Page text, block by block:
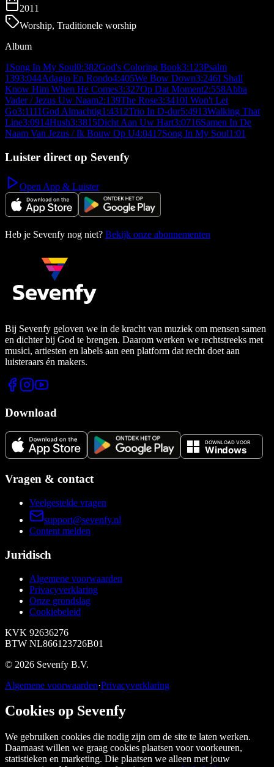
2011
Worship, Traditionele worship
Album
1 Song In My Soul0:382God's Coloring Book3:123Psalm
1393:044Adagio En Rondo4:405We Bow Down3:246I Shall
Know Him When He Comes3:327Op Dat Moment2:558Abba
Vader / Jezus Uw Naam2:139The Rose3:3410I Won't Let
Go3:1111God Almachtig1:4312Trio In D-dur5:4913Walking That
Line3:0914Hush3:3815Dicht Aan Uw Hart3:0716Samen In De
Naam Van Jezus / Ik Bouw Op U4:0417Song In My Soul1:01
Luister direct op Sevenfy
Open App & Luister
Heb je Sevenfy nog niet? Bekijk onze abonnementen
Bij Sevenfy geloven we in de kracht van muziek om mensen samen
en dichter bij God te brengen. Daarom werken we rechtstreeks met
musici, artiesten en labels aan een platform dat recht doet aan
luisteraars én makers.
Download
Vragen & contact
Veelgestelde vragen
support@sevenfy.nl
Content melden
Juridisch
Algemene voorwaarden
Privacyverklaring
Onze grondslag
Cookiebeleid
KVK 92636276
BTW NL866123726B01
© 2026 Sevenfy B.V.
Algemene voorwaarden·Privacyverklaring
Cookies op Sevenfy
We gebruiken cookies die nodig zijn om de site te laten werken.
Daarnaast willen we graag cookies plaatsen voor voorkeuren,
statistieken en marketing. Die plaatsen we alleen met jouw